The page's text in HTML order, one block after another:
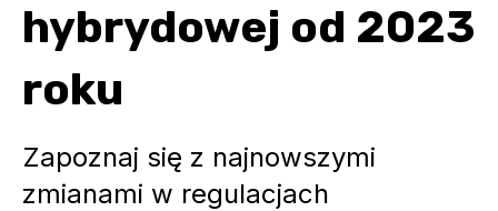
hybrydowej od 2023
roku
Zapoznaj się z najnowszymi
zmianami w regulacjach